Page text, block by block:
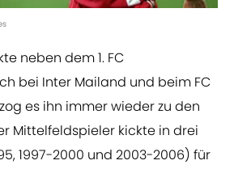
neben dem 1. FC
bei Inter Mailand und beim FC
es ihn immer wieder zu den
Mittelfeldspieler kickte in drei
1997-2000 und 2003-2006) für